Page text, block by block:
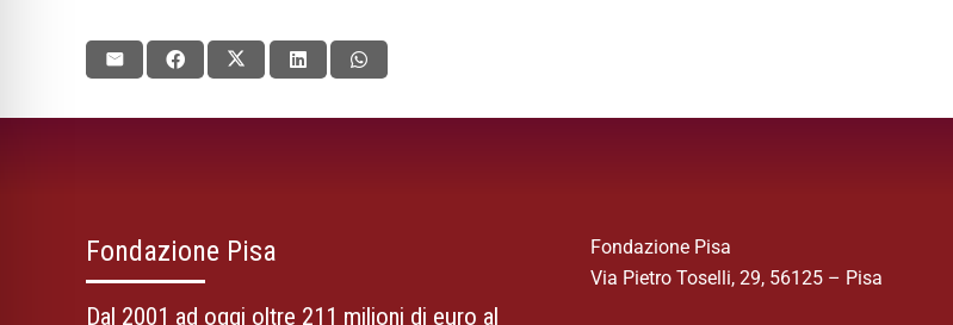
Fondazione Pisa
Dal 2001 ad oggi oltre 211 milioni di euro al
Fondazione Pisa
Via Pietro Toselli, 29, 56125 – Pisa